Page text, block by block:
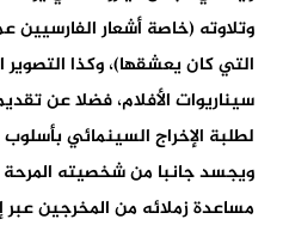
وتلاوته (خاصة أشعار الفارسيين
التي كان يعشقها)، وكذا التصوير
سيناريوات الأفلام، فضلا عن
لطلبة الإخراج السينمائي
ويجسد جانبا من شخصيته
مساعدة زملائه من المخرجين عبر